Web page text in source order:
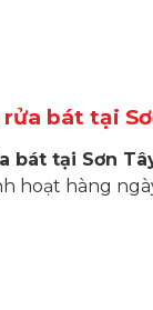
bát tại
bát tại Sơn
hoạt hàng